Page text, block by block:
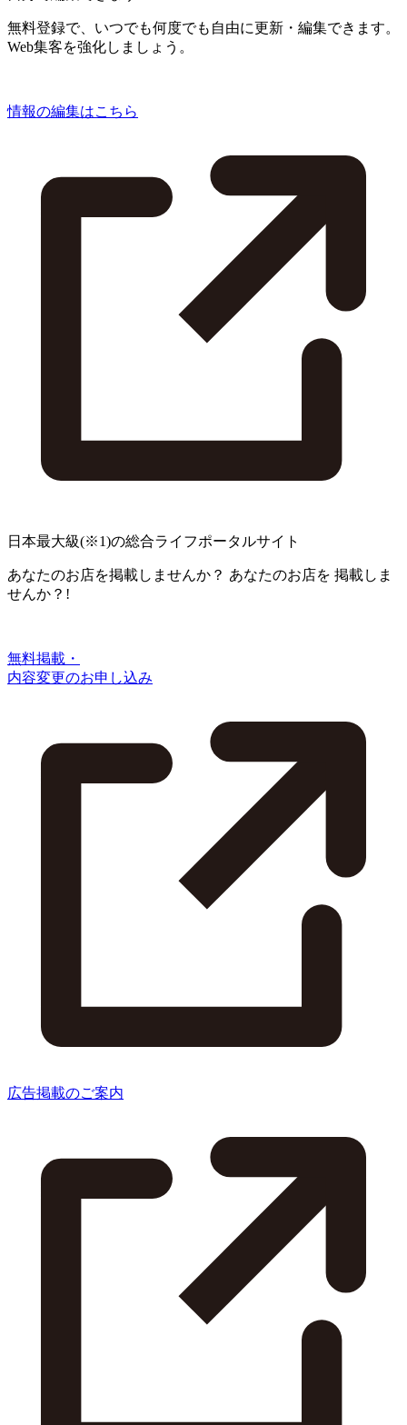
無料登録で、いつでも何度でも自由に更新・編集できます。
Web集客を強化しましょう。
情報の編集はこちら
日本最大級(※1)の総合ライフポータルサイト
あなたのお店を掲載しませんか？ あなたのお店を 掲載しま
せんか？!
無料掲載・
内容変更のお申し込み
広告掲載のご案内